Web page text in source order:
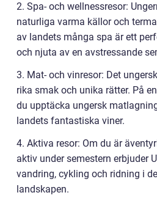
2. Spa- och wellnessresor:
naturliga varma källor och
av landets många spa är ett
och njuta av en avstressande
3. Mat- och vinresor: Det
rika smak och unika rätter. På
du upptäcka ungersk
landets fantastiska viner.
4. Aktiva resor: Om du är
aktiv under semestern erbjuder
vandring, cykling och ridning i
landskapen.